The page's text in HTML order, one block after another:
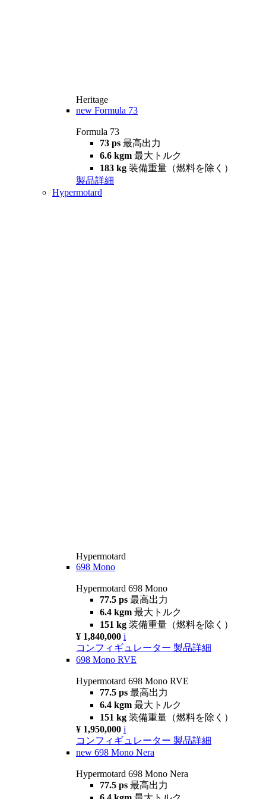
Heritage
new Formula 73
Formula 73
73 ps 最高出力
6.6 kgm 最大トルク
183 kg 装備重量（燃料を除く）
製品詳細
Hypermotard
Hypermotard
698 Mono
Hypermotard 698 Mono
77.5 ps 最高出力
6.4 kgm 最大トルク
151 kg 装備重量（燃料を除く）
¥ 1,840,000 i
コンフィギュレーター 製品詳細
698 Mono RVE
Hypermotard 698 Mono RVE
77.5 ps 最高出力
6.4 kgm 最大トルク
151 kg 装備重量（燃料を除く）
¥ 1,950,000 i
コンフィギュレーター 製品詳細
new 698 Mono Nera
Hypermotard 698 Mono Nera
77.5 ps 最高出力